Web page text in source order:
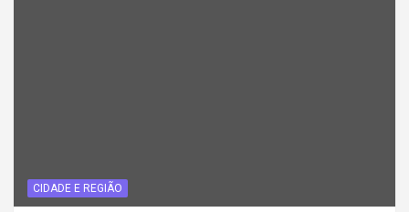
CIDADE E REGIÃO